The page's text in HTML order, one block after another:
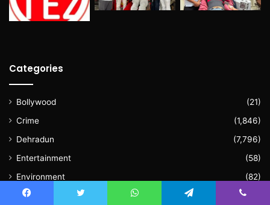
Categories
Bollywood
(21)
Crime
(1,846)
Dehradun
(7,796)
Entertainment
(58)
Environment
(82)
Exclusive
(883)